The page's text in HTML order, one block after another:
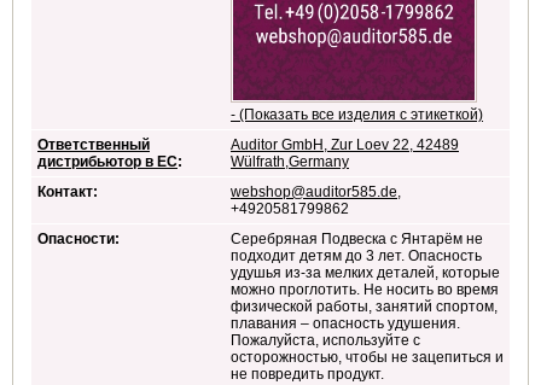
- (Показать все изделия с этикеткой)
Ответственный
дистрибьютор в ЕС:
Auditor GmbH, Zur Loev 22, 42489
Wülfrath,Germany
Контакт:
webshop@auditor585.de,
+4920581799862
Опасности:
Серебряная Подвеска с Янтарём не
подходит детям до 3 лет. Опасность
удушья из-за мелких деталей, которые
можно проглотить. Не носить во время
физической работы, занятий спортом,
плавания – опасность удушения.
Пожалуйста, используйте с
осторожностью, чтобы не зацепиться и
не повредить продукт.